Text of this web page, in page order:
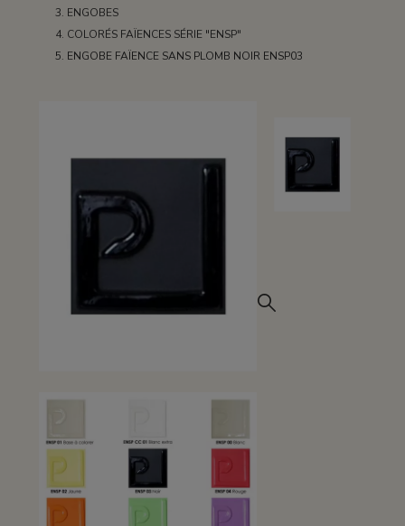
ENGOBES
COLORÉS FAÏENCES SÉRIE "ENSP"
ENGOBE FAÏENCE SANS PLOMB NOIR ENSP03